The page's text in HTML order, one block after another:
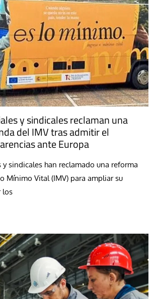
y sindicales reclaman una
del IMV tras admitir el
ante Europa
y sindicales han reclamado una reforma
Mínimo Vital (IMV) para ampliar su
los